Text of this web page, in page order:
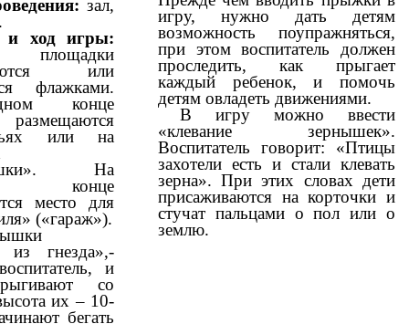
зал,
и ход игры:
площадки
или
флажками.
конце
размещаются
или на
На
конце
место для
(«гараж»).
из гнезда»,-
и
со
их – 10-
бегать
игру, нужно дать детям
возможность поупражняться,
при этом воспитатель должен
проследить, как прыгает
каждый ребенок, и помочь
детям овладеть движениями.
В игру можно ввести
«клевание зернышек».
Воспитатель говорит: «Птицы
захотели есть и стали клевать
зерна». При этих словах дети
присаживаются на корточки и
стучат пальцами о пол или о
землю.